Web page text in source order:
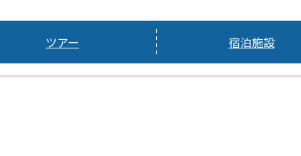
ツアー 宿泊施設